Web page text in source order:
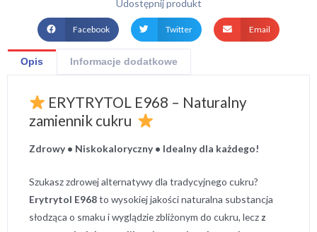
Udostępnij produkt
Facebook Twitter Email
Opis Informacje dodatkowe
ERYTRYTOL E968 – Naturalny
zamiennik cukru
Zdrowy • Niskokaloryczny • Idealny dla każdego!
Szukasz zdrowej alternatywy dla tradycyjnego cukru?
Erytrytol E968to wysokiej jakości naturalna substancja
słodząca o smaku i wyglądzie zbliżonym do cukru, lecz z